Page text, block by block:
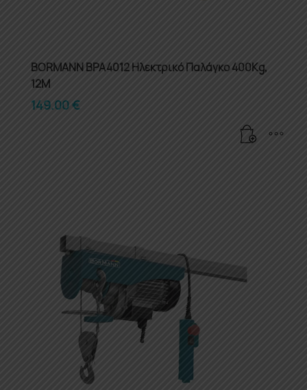
BORMANN BPA4012 Ηλεκτρικό Παλάγκο 400Kg,
12M
149.00€